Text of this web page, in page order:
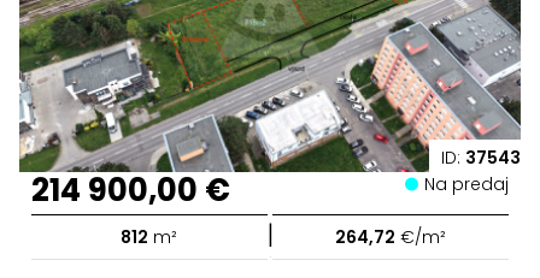
ID: 37543
214 900,00 € Na predaj
812 m² | 264,72 €/m²